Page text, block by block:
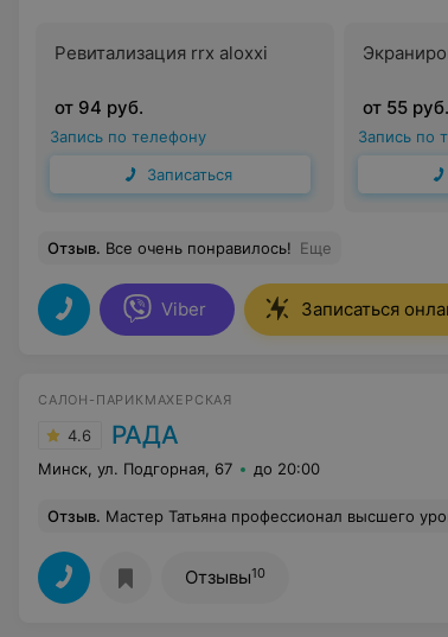
Ревитализация rrx aloxxi
от 94 руб.
Запись по телефону
Записаться
от 55 руб.
Запись по
Отзыв. Все очень понравилось! Еще
Viber Записаться
САЛОН-ПАРИКМАХЕРСКАЯ
4.6 РАДА
Минск, ул. Подгорная, 67 до 20:00
Отзыв. Мастер Татьяна профессионал высшего уровня: всегда аккуратные стрижки, окрашивания, очень качественно. Ходим к ней уже всей семьёй. Раньше когда сын или дочь подростки озвучивали очередную идею, какую
Отзывы10